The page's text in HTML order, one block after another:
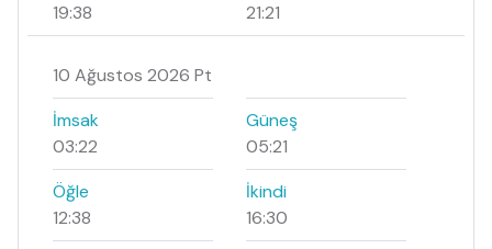
19:38
21:21
10 Ağustos 2026 Pt
İmsak
03:22
Güneş
05:21
Öğle
12:38
İkindi
16:30